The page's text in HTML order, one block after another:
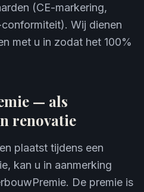
(CE-markering,
Wij dienen
met u in zodat het 100%
— als
renovatie
plaatst tijdens een
kan u in aanmerking
De premie is